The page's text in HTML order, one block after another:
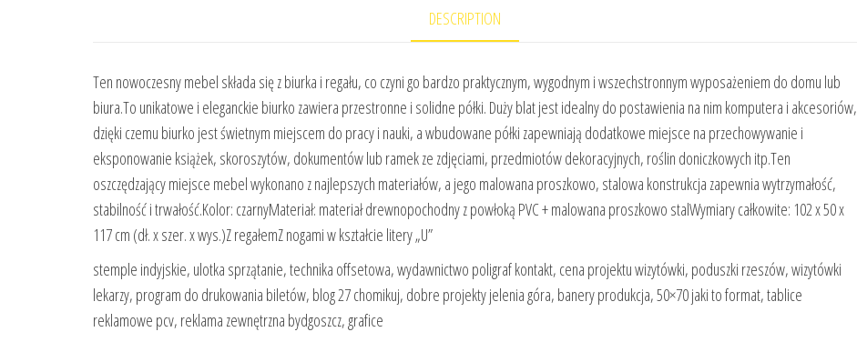
DESCRIPTION
Ten nowoczesny mebel składa się z biurka i regału, co czyni go bardzo praktycznym, wygodnym i wszechstronnym wyposażeniem do domu lub
biura.To unikatowe i eleganckie biurko zawiera przestronne i solidne półki. Duży blat jest idealny do postawienia na nim komputera i akcesoriów,
dzięki czemu biurko jest świetnym miejscem do pracy i nauki, a wbudowane półki zapewniają dodatkowe miejsce na przechowywanie i
eksponowanie książek, skoroszytów, dokumentów lub ramek ze zdjęciami, przedmiotów dekoracyjnych, roślin doniczkowych itp.Ten
oszczędzający miejsce mebel wykonano z najlepszych materiałów, a jego malowana proszkowo, stalowa konstrukcja zapewnia wytrzymałość,
stabilność i trwałość.Kolor: czarnyMateriał: materiał drewnopochodny z powłoką PVC + malowana proszkowo stalWymiary całkowite: 102 x 50 x
117 cm (dł. x szer. x wys.)Z regałemZ nogami w kształcie litery „U”
stemple indyjskie, ulotka sprzątanie, technika offsetowa, wydawnictwo poligraf kontakt, cena projektu wizytówki, poduszki rzeszów, wizytówki
lekarzy, program do drukowania biletów, blog 27 chomikuj, dobre projekty jelenia góra, banery produkcja, 50×70 jaki to format, tablice
reklamowe pcv, reklama zewnętrzna bydgoszcz, grafice